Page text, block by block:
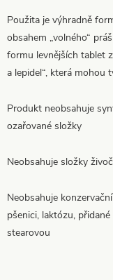
Použita je výhradně
obsahem „volného“
formu levnějších tablet
a lepidel“, která mohou
Produkt neobsahuje
ozařované složky
Neobsahuje složky
Neobsahuje
pšenici, laktózu,
stearovou